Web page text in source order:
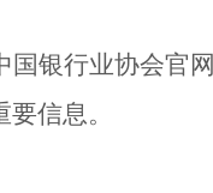
国银行业协会官
信息。